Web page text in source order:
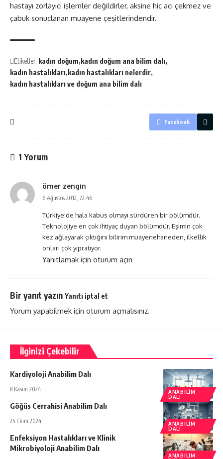
hastayı zorlayıcı işlemler değildirler, aksine hiç acı çekmez ve
çabuk sonuçlanan muayene çeşitlerindendir.
Etiketler: kadın doğum kadın doğum ana bilim dalı
kadın hastalıkları kadın hastalıkları nelerdir
kadın hastalıkları ve doğum ana bilim dalı
Facebook
1 Yorum
ömer zengin
6 Ağustos 2012, 22:46
Türkiye'de hala kabus olmayı sürdüren bir bölümdür.
Teknolojiye en çok ihtiyaç duyan bölümdür. Eşimin çok
kez ağlayarak çıktığını bilirim muayenehaneden, ilkellik
onları çok yıpratıyor.
Yanıtlamak için oturum açın
Bir yanıt yazın Yanıtı iptal et
Yorum yapabilmek için oturum açmalısınız.
İlginizi Çekebilir
ANABILIM
DALI
Kardiyoloji Anabilim Dalı
8 Kasım 2024
ANABILIM
DALI
Göğüs Cerrahisi Anabilim Dalı
25 Ekim 2024
ANABILIM
Enfeksiyon Hastalıkları ve Klinik
Mikrobiyoloji Anabilim Dalı